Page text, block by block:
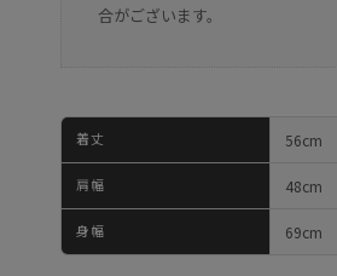
合がございます。
着丈 56cm
肩幅 48cm
身幅 69cm